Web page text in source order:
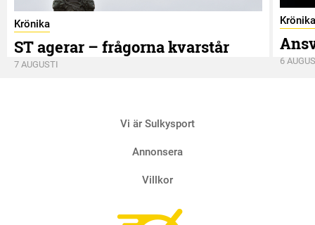
Krönika
ST agerar – frågorna kvarstår
7 AUGUSTI
Krönika
6
Vi är Sulkysport
Annonsera
Villkor